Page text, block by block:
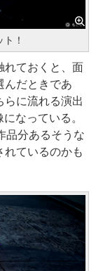
！
ておくと、面
んだときであ
らに流れる演出
なっている。
品分あるそうな
れているのかも